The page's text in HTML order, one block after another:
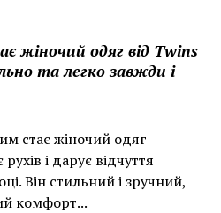
жіночий одяг від Twins
та легко завжди і
стає жіночий одяг
і дарує відчуття
Він стильний і зручний,
комфорт...